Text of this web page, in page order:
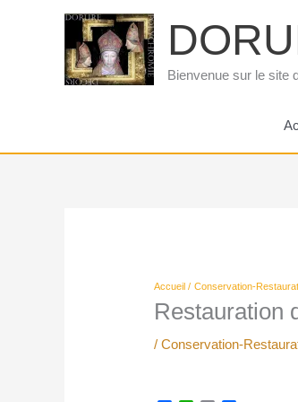
Bienvenue sur le site
Accueil Conservation-
Restauration
/Conservation-